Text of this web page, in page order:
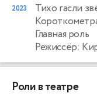
2023 Тихо гасли
Главная роль
Режиссёр:
Роли в театре